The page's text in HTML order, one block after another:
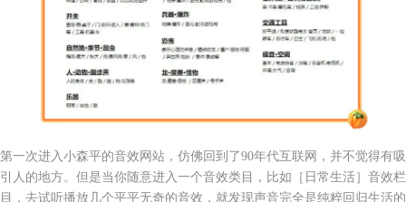
第一次进入小森平的音效网站，仿佛回到了90年代互联网，并不觉得有吸
引人的地方。但是当你随意进入一个音效类目，比如［日常生活］音效栏
目，去试听播放几个平平无奇的音效，就发现声音完全是纯粹回归生活的